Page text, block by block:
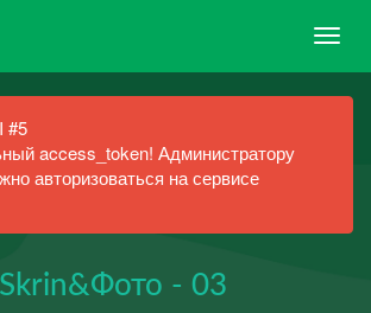
#5
access_token! Администратору
авторизоваться на сервисе
Skrin&Фото - 03